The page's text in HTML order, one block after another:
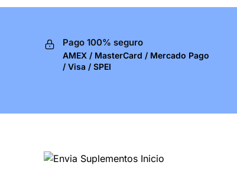
Pago 100% seguro
AMEX / MasterCard / Mercado Pago
/ Visa / SPEI